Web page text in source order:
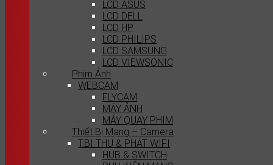
LCD ASUS
LCD DELL
LCD HP
LCD PHILIPS
LCD SAMSUNG
LCD VIEWSONIC
Phim Ảnh
WEBCAM
FLYCAM
MÁY ẢNH
MÁY QUAY PHIM
Thiết Bị Mạng – Camera
T.BI THU & PHÁT WIFI
HUB & SWITCH